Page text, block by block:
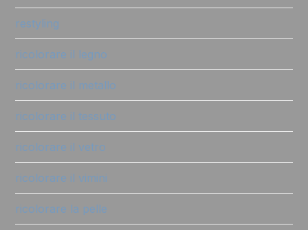
restyling
ricolorare il legno
ricolorare il metallo
ricolorare il tessuto
ricolorare il vetro
ricolorare il vimini
ricolorare la pelle